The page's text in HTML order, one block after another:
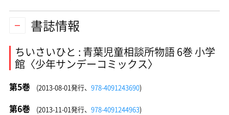
書誌情報
ちいさいひと : 青葉児童相談所物語 6巻 小学
館〈少年サンデーコミックス〉
第5巻 (2013-08-01発行、 978-4091243690)
第6巻 (2013-11-01発行、 978-4091244963)